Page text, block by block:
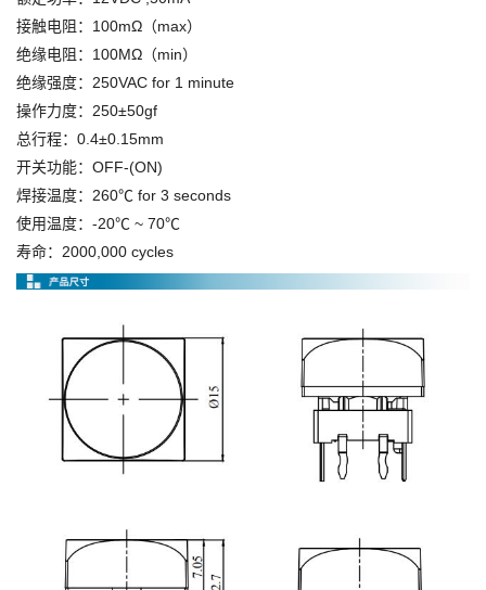
接触电阻：100mΩ（max）
绝缘电阻：100MΩ（min）
绝缘强度：250VAC for 1 minute
操作力度：250±50gf
总行程：0.4±0.15mm
开关功能：OFF-(ON)
焊接温度：260℃ for 3 seconds
使用温度：-20℃ ~ 70℃
寿命：2000,000 cycles